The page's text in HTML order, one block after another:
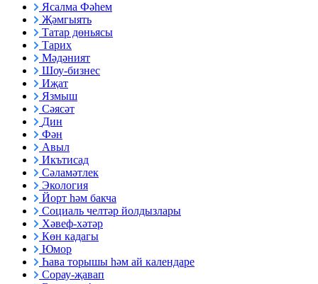
Ясалма Фәһем
Җәмгыять
Татар дөньясы
Тарих
Мәдәният
Шоу-бизнес
Иҗат
Язмыш
Сәясәт
Дин
Фән
Авыл
Икътисад
Сәламәтлек
Экология
Йорт һәм бакча
Социаль челтәр йолдызлары
Хәвеф-хәтәр
Көн кадагы
Юмор
Һава торышы һәм ай календаре
Сорау-җавап